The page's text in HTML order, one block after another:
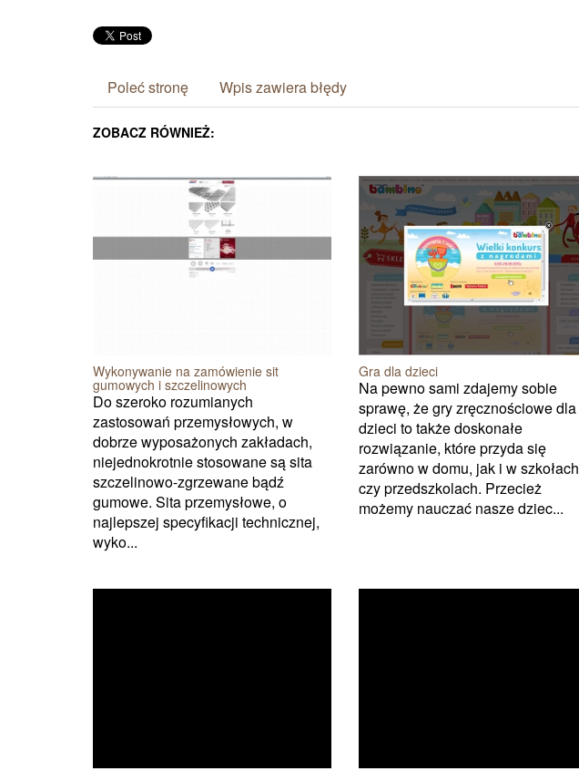
Poleć stronę Wpis zawiera błędy
ZOBACZ RÓWNIEŻ:
Wykonywanie na zamówienie sit
gumowych i szczelinowych
Do szeroko rozumianych
zastosowań przemysłowych, w
dobrze wyposażonych zakładach,
niejednokrotnie stosowane są sita
szczelinowo-zgrzewane bądź
gumowe. Sita przemysłowe, o
najlepszej specyfikacji technicznej,
wyko...
Gra dla dzieci
Na pewno sami zdajemy sobie
sprawę, że gry zręcznościowe dla
dzieci to także doskonałe
rozwiązanie, które przyda się
zarówno w domu, jak i w szkołach
czy przedszkolach. Przecież
możemy nauczać nasze dziec...